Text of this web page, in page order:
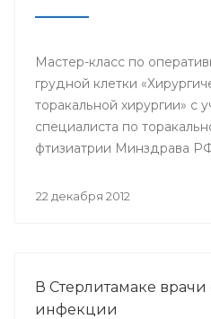
Мастер-класс по
грудной клетки
торакальной хирургии» с
специалиста по
фтизиатрии Минздрава
БГМУ.
22 декабря 2012
В Стерлитамаке врачи
инфекции